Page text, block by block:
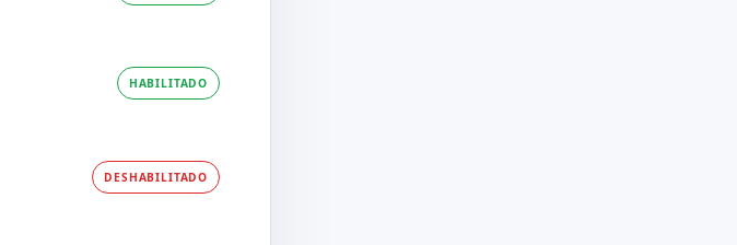
HABILITADO
DESHABILITADO